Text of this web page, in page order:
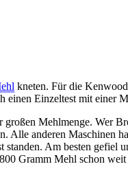
kneten. Für die
einen Einzeltest mit einer
Mehlmenge. Wer
anderen Maschinen
Am besten gefiel
Gramm Mehl schon weit